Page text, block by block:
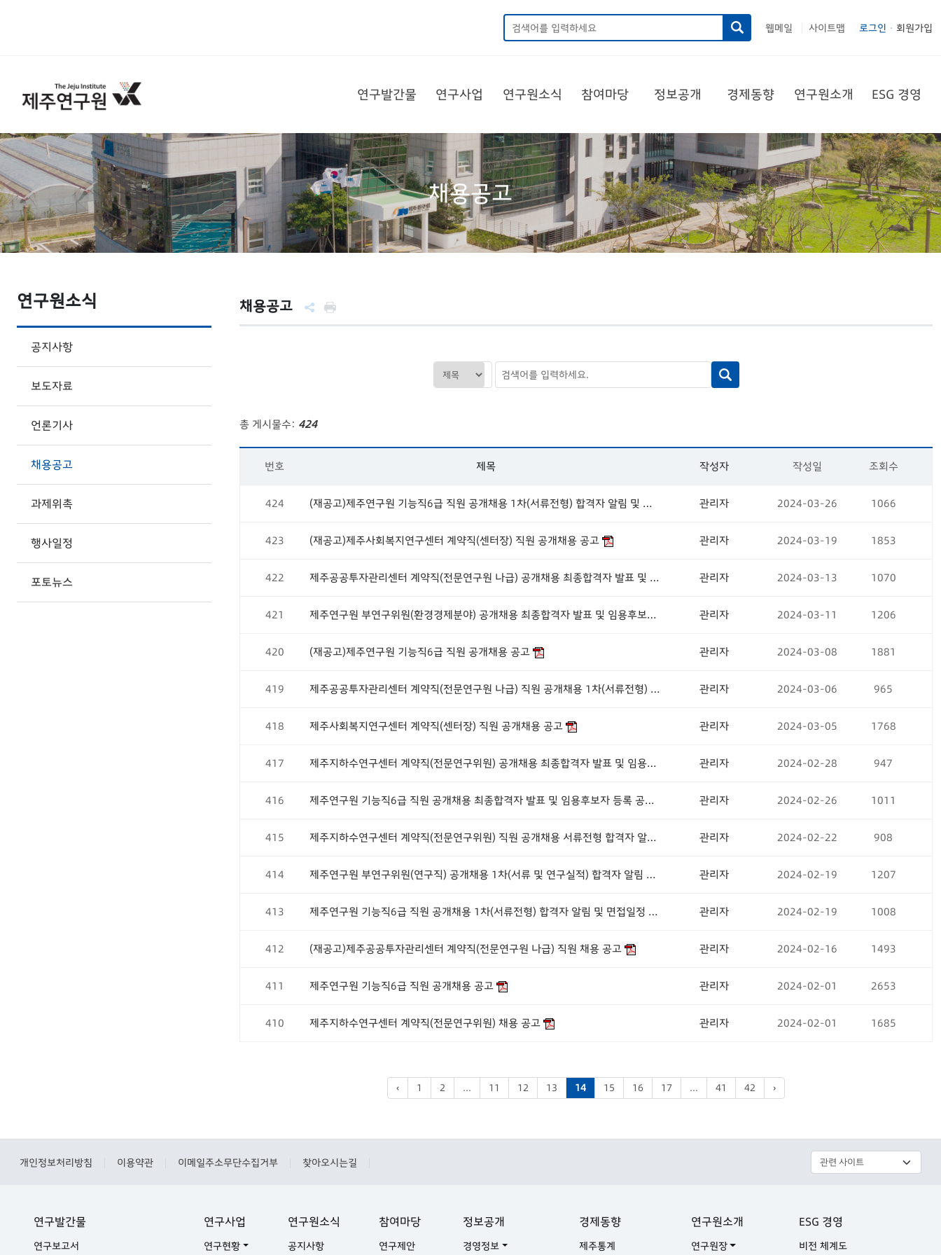
웹메일 사이트맵 로그인 회원가입
연구발간물 연구사업 연구원소식 참여마당 정보공개 경제동향 연구원소개 ESG 경영
채용공고
연구원소식
공지사항
보도자료
언론기사
채용공고
과제위촉
행사일정
포토뉴스
채용공고
총 게시물수: 424
번호 제목 작성자 작성일 조회수
424 (재공고)제주연구원 기능직6급 직원 공개채용 1차(서류전형) 합격자 알림 및 면접일정 공고 관리자 2024-03-26 1066
423 (재공고)제주사회복지연구센터 계약직(센터장) 직원 공개채용 공고 관리자 2024-03-19 1853
422 제주공공투자관리센터 계약직(전문연구원 나급) 공개채용 최종합격자 발표 및 임용후보자 등록 공고 관리자 2024-03-13 1070
421 제주연구원 부연구위원(환경경제분야) 공개채용 최종합격자 발표 및 임용후보자 등록 공고 관리자 2024-03-11 1206
420 (재공고)제주연구원 기능직6급 직원 공개채용 공고 관리자 2024-03-08 1881
419 제주공공투자관리센터 계약직(전문연구원 나급) 직원 공개채용 1차(서류전형) 합격자 알림 및 면접일정 공고 관리자 2024-03-06 965
418 제주사회복지연구센터 계약직(센터장) 직원 공개채용 공고 관리자 2024-03-05 1768
417 제주지하수연구센터 계약직(전문연구위원) 공개채용 최종합격자 발표 및 임용후보자 등록 공고 관리자 2024-02-28 947
416 제주연구원 기능직6급 직원 공개채용 최종합격자 발표 및 임용후보자 등록 공고 관리자 2024-02-26 1011
415 제주지하수연구센터 계약직(전문연구위원) 직원 공개채용 서류전형 합격자 알림 및 면접일정 공고 관리자 2024-02-22 908
414 제주연구원 부연구위원(연구직) 공개채용 1차(서류 및 연구실적) 합격자 알림 및 면접일정 공고 관리자 2024-02-19 1207
413 제주연구원 기능직6급 직원 공개채용 1차(서류전형) 합격자 알림 및 면접일정 공고 관리자 2024-02-19 1008
412 (재공고)제주공공투자관리센터 계약직(전문연구원 나급) 직원 채용 공고 관리자 2024-02-16 1493
411 제주연구원 기능직6급 직원 공개채용 공고 관리자 2024-02-01 2653
410 제주지하수연구센터 계약직(전문연구위원) 채용 공고 관리자 2024-02-01 1685
‹ 1 2 ... 11 12 13 14 15 16 17 ... 41 42 ›
개인정보처리방침 이용약관 이메일주소무단수집거부 찾아오시는길
연구발간물
연구보고서
연구사업
연구현황
연구원소식
공지사항
참여마당
연구제안
정보공개
경영정보
경제동향
제주통계
연구원소개
연구원장
ESG 경영
비전 체계도